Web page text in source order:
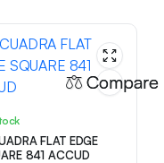
Compare
FLAT EDGE
841 ACCUD